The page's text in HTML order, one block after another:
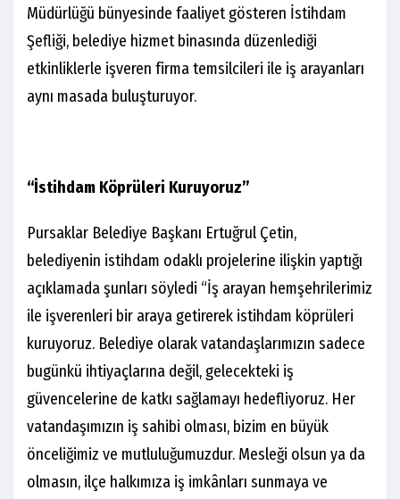
Müdürlüğü bünyesinde faaliyet gösteren İstihdam
Şefliği, belediye hizmet binasında düzenlediği
etkinliklerle işveren firma temsilcileri ile iş arayanları
aynı masada buluşturuyor.
“İstihdam Köprüleri Kuruyoruz”
Pursaklar Belediye Başkanı Ertuğrul Çetin,
belediyenin istihdam odaklı projelerine ilişkin yaptığı
açıklamada şunları söyledi “İş arayan hemşehrilerimiz
ile işverenleri bir araya getirerek istihdam köprüleri
kuruyoruz. Belediye olarak vatandaşlarımızın sadece
bugünkü ihtiyaçlarına değil, gelecekteki iş
güvencelerine de katkı sağlamayı hedefliyoruz. Her
vatandaşımızın iş sahibi olması, bizim en büyük
önceliğimiz ve mutluluğumuzdur. Mesleği olsun ya da
olmasın, ilçe halkımıza iş imkânları sunmaya ve